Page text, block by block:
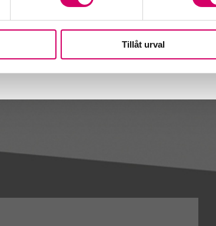
Tillåt urval